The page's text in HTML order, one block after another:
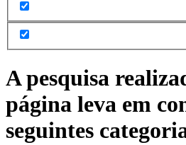
A pesquisa
página leva em
seguintes